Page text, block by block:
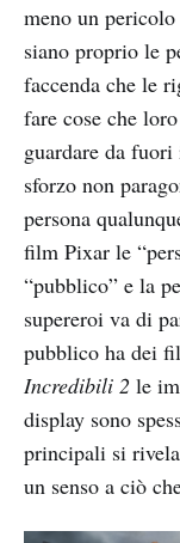
meno un
siano proprio le
faccenda che le
fare cose che
guardare da
sforzo non
persona
film Pixar le
“pubblico” e la
supereroi va di
pubblico ha dei
Incredibili 2 le
display sono
principali si
un senso a ciò